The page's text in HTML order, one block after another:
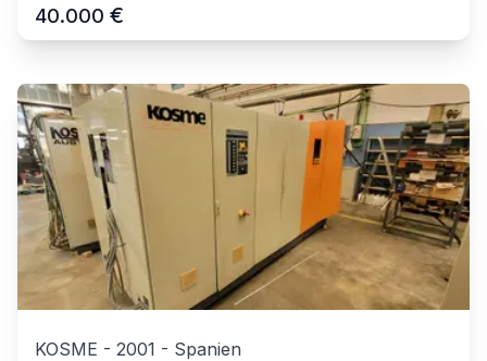
40.000 €
KOSME - 2001 - Spanien